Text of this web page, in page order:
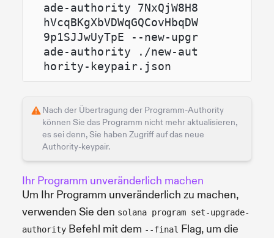
ade-authority 7NxQjW8H8
hVcqBKgXbVDWqGQCovHbqDW
9p1SJJwUyTpE --new-upgr
ade-authority ./new-aut
hority-keypair.json
Nach der Übertragung der Programm-Authority
können Sie das Programm nicht mehr aktualisieren,
es sei denn, Sie haben Zugriff auf das neue
Authority-keypair.
Ihr Programm unveränderlich machen
Um Ihr Programm unveränderlich zu machen,
verwenden Sie den solana program set-upgrade-
authority Befehl mit dem --final Flag, um die